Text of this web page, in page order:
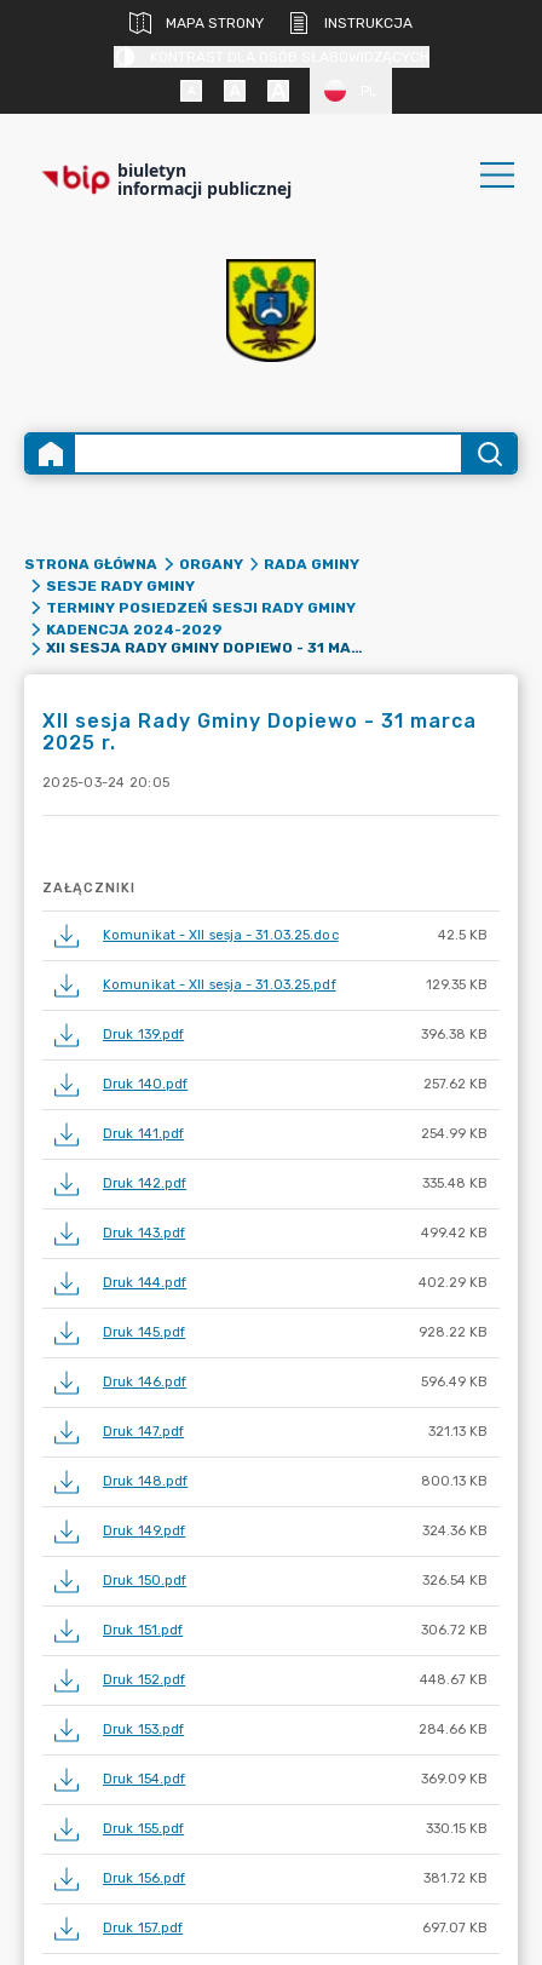
MAPA STRONY
INSTRUKCJA
biuletyn
informacji publicznej
STRONA GŁÓWNA ORGANY
RADA GMINY
SESJE RADY GMINY
TERMINY POSIEDZEŃ SESJI RADY GMINY
KADENCJA 2024-2029
XII SESJA RADY GMINY DOPIEWO - 31 MARCA 2025 R.
XII sesja Rady Gminy Dopiewo - 31 marca
2025 r.
2025-03-24 20:05
ZAŁĄCZNIKI
Komunikat - XII sesja - 31.03.25.doc 42.5 KB
Komunikat - XII sesja - 31.03.25.pdf 129.35 KB
Druk 139.pdf 396.38 KB
Druk 140.pdf 257.62 KB
Druk 141.pdf 254.99 KB
Druk 142.pdf 335.48 KB
Druk 143.pdf 499.42 KB
Druk 144.pdf 402.29 KB
Druk 145.pdf 928.22 KB
Druk 146.pdf 596.49 KB
Druk 147.pdf 321.13 KB
Druk 148.pdf 800.13 KB
Druk 149.pdf 324.36 KB
Druk 150.pdf 326.54 KB
Druk 151.pdf 306.72 KB
Druk 152.pdf 448.67 KB
Druk 153.pdf 284.66 KB
Druk 154.pdf 369.09 KB
Druk 155.pdf 330.15 KB
Druk 156.pdf 381.72 KB
Druk 157.pdf 697.07 KB